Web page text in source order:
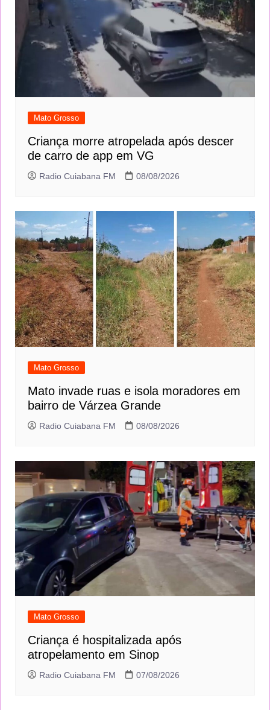
Mato Grosso
Criança morre atropelada após descer
de carro de app em VG
Radio Cuiabana FM 08/08/2026
Mato Grosso
Mato invade ruas e isola moradores em
bairro de Várzea Grande
Radio Cuiabana FM 08/08/2026
Mato Grosso
Criança é hospitalizada após
atropelamento em Sinop
Radio Cuiabana FM 07/08/2026